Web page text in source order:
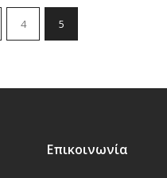
4 5
Επικοινωνία